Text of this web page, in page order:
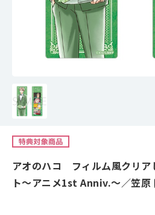
アオのハコ フィルム風クリア
ト～アニメ1st Anniv.～／笠原